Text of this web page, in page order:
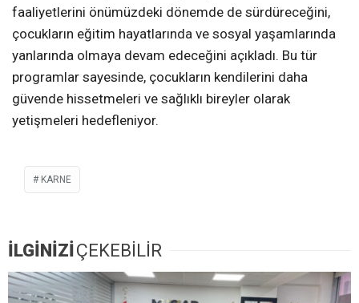
faaliyetlerini önümüzdeki dönemde de sürdüreceğini,
çocukların eğitim hayatlarında ve sosyal yaşamlarında
yanlarında olmaya devam edeceğini açıkladı. Bu tür
programlar sayesinde, çocukların kendilerini daha
güvende hissetmeleri ve sağlıklı bireyler olarak
yetişmeleri hedefleniyor.
KARNE
İLGİNİZİÇEKEBİLİR